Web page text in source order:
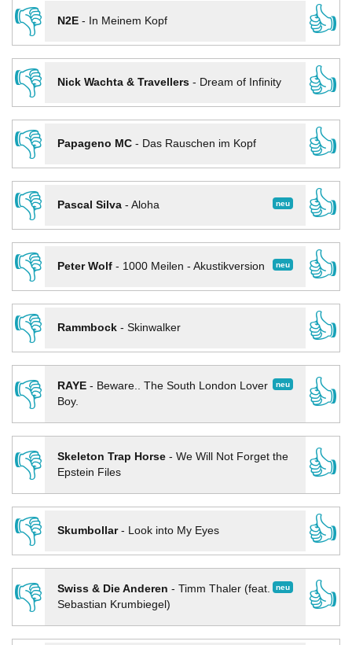
👎
N2E- In Meinem Kopf
👍
👎
Nick Wachta & Travellers- Dream of Infinity
👍
👎
Papageno MC- Das Rauschen im Kopf
👍
👎
neu
Pascal Silva- Aloha
👍
👎
neu
Peter Wolf- 1000 Meilen - Akustikversion
👍
👎
Rammbock- Skinwalker
👍
👎
neu
RAYE- Beware.. The South London Lover
Boy.
👍
👎 Skeleton Trap Horse- We Will Not Forget the
Epstein Files
👍
👎
Skumbollar- Look into My Eyes
👍
👎
neu
Swiss & Die Anderen - Timm Thaler (feat.
Sebastian Krumbiegel)
👍